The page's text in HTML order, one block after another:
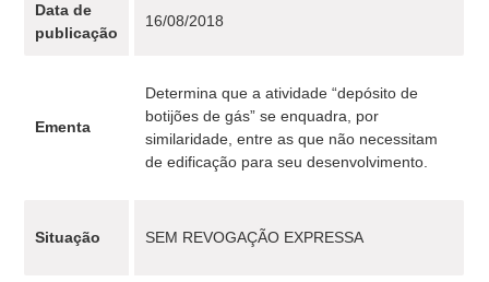
Data de
publicação
16/08/2018
Ementa
Determina que a atividade “depósito de
botijões de gás” se enquadra, por
similaridade, entre as que não necessitam
de edificação para seu desenvolvimento.
Situação SEM REVOGAÇÃO EXPRESSA